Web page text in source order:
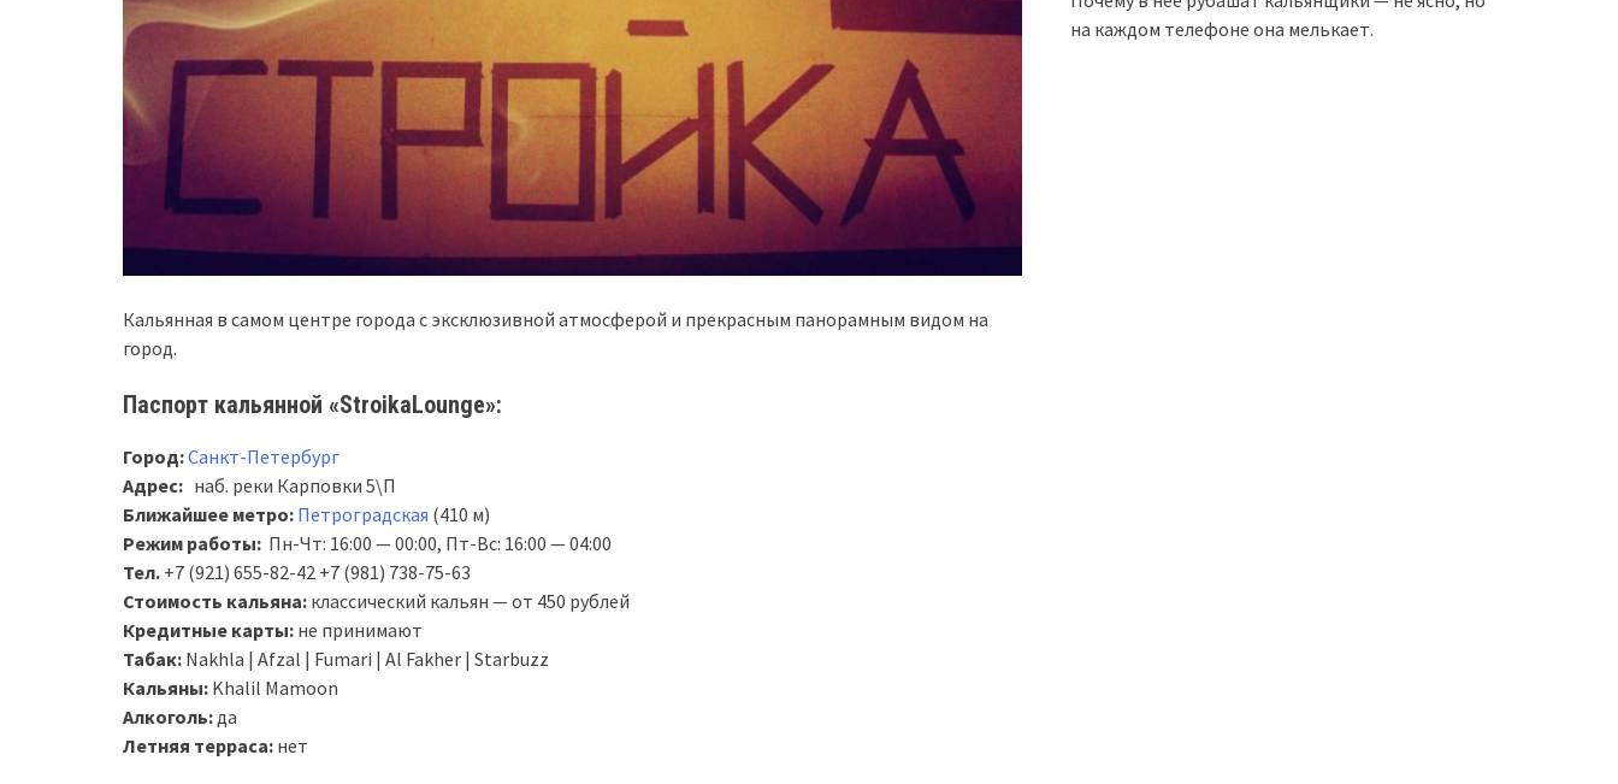
Кальянная в самом центре города с эксклюзивной атмосферой и прекрасным панорамным видом на
город.
Паспорт кальянной «StroikaLounge»:
Город:Санкт-Петербург
Адрес: наб. реки Карповки 5\П
Ближайшее метро: Петроградская (410 м)
Режим работы: Пн-Чт: 16:00 — 00:00, Пт-Вс: 16:00 — 04:00
Тел. +7 (921) 655-82-42 +7 (981) 738-75-63
Стоимость кальяна: классический кальян — от 450 рублей
Кредитные карты: не принимают
Табак: Nakhla | Afzal | Fumari | Al Fakher | Starbuzz
Кальяны: Khalil Mamoon
Алкоголь: да
Летняя терраса: нет
на каждом телефоне она мелькает.